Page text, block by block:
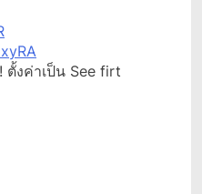
ตั้งค่าเป็น See firt